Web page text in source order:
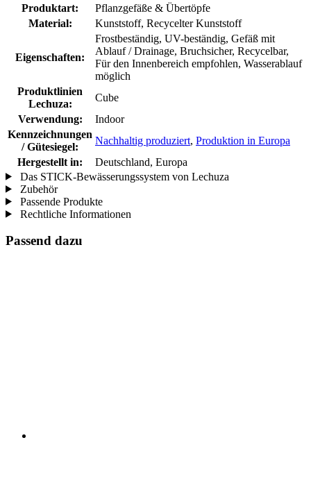
Produktart:
Pflanzgefäße & Übertöpfe
Material:
Kunststoff, Recycelter Kunststoff
Eigenschaften:
Frostbeständig, UV-beständig, Gefäß mit
Ablauf / Drainage, Bruchsicher, Recycelbar,
Für den Innenbereich empfohlen, Wasserablauf
möglich
Produktlinien
Lechuza:
Cube
Verwendung:
Indoor
Kennzeichnungen
/ Gütesiegel:
Nachhaltig produziert, Produktion in Europa
Hergestellt in:
Deutschland, Europa
Das STICK-Bewässerungssystem von Lechuza
Zubehör
Passende Produkte
Rechtliche Informationen
Passend dazu